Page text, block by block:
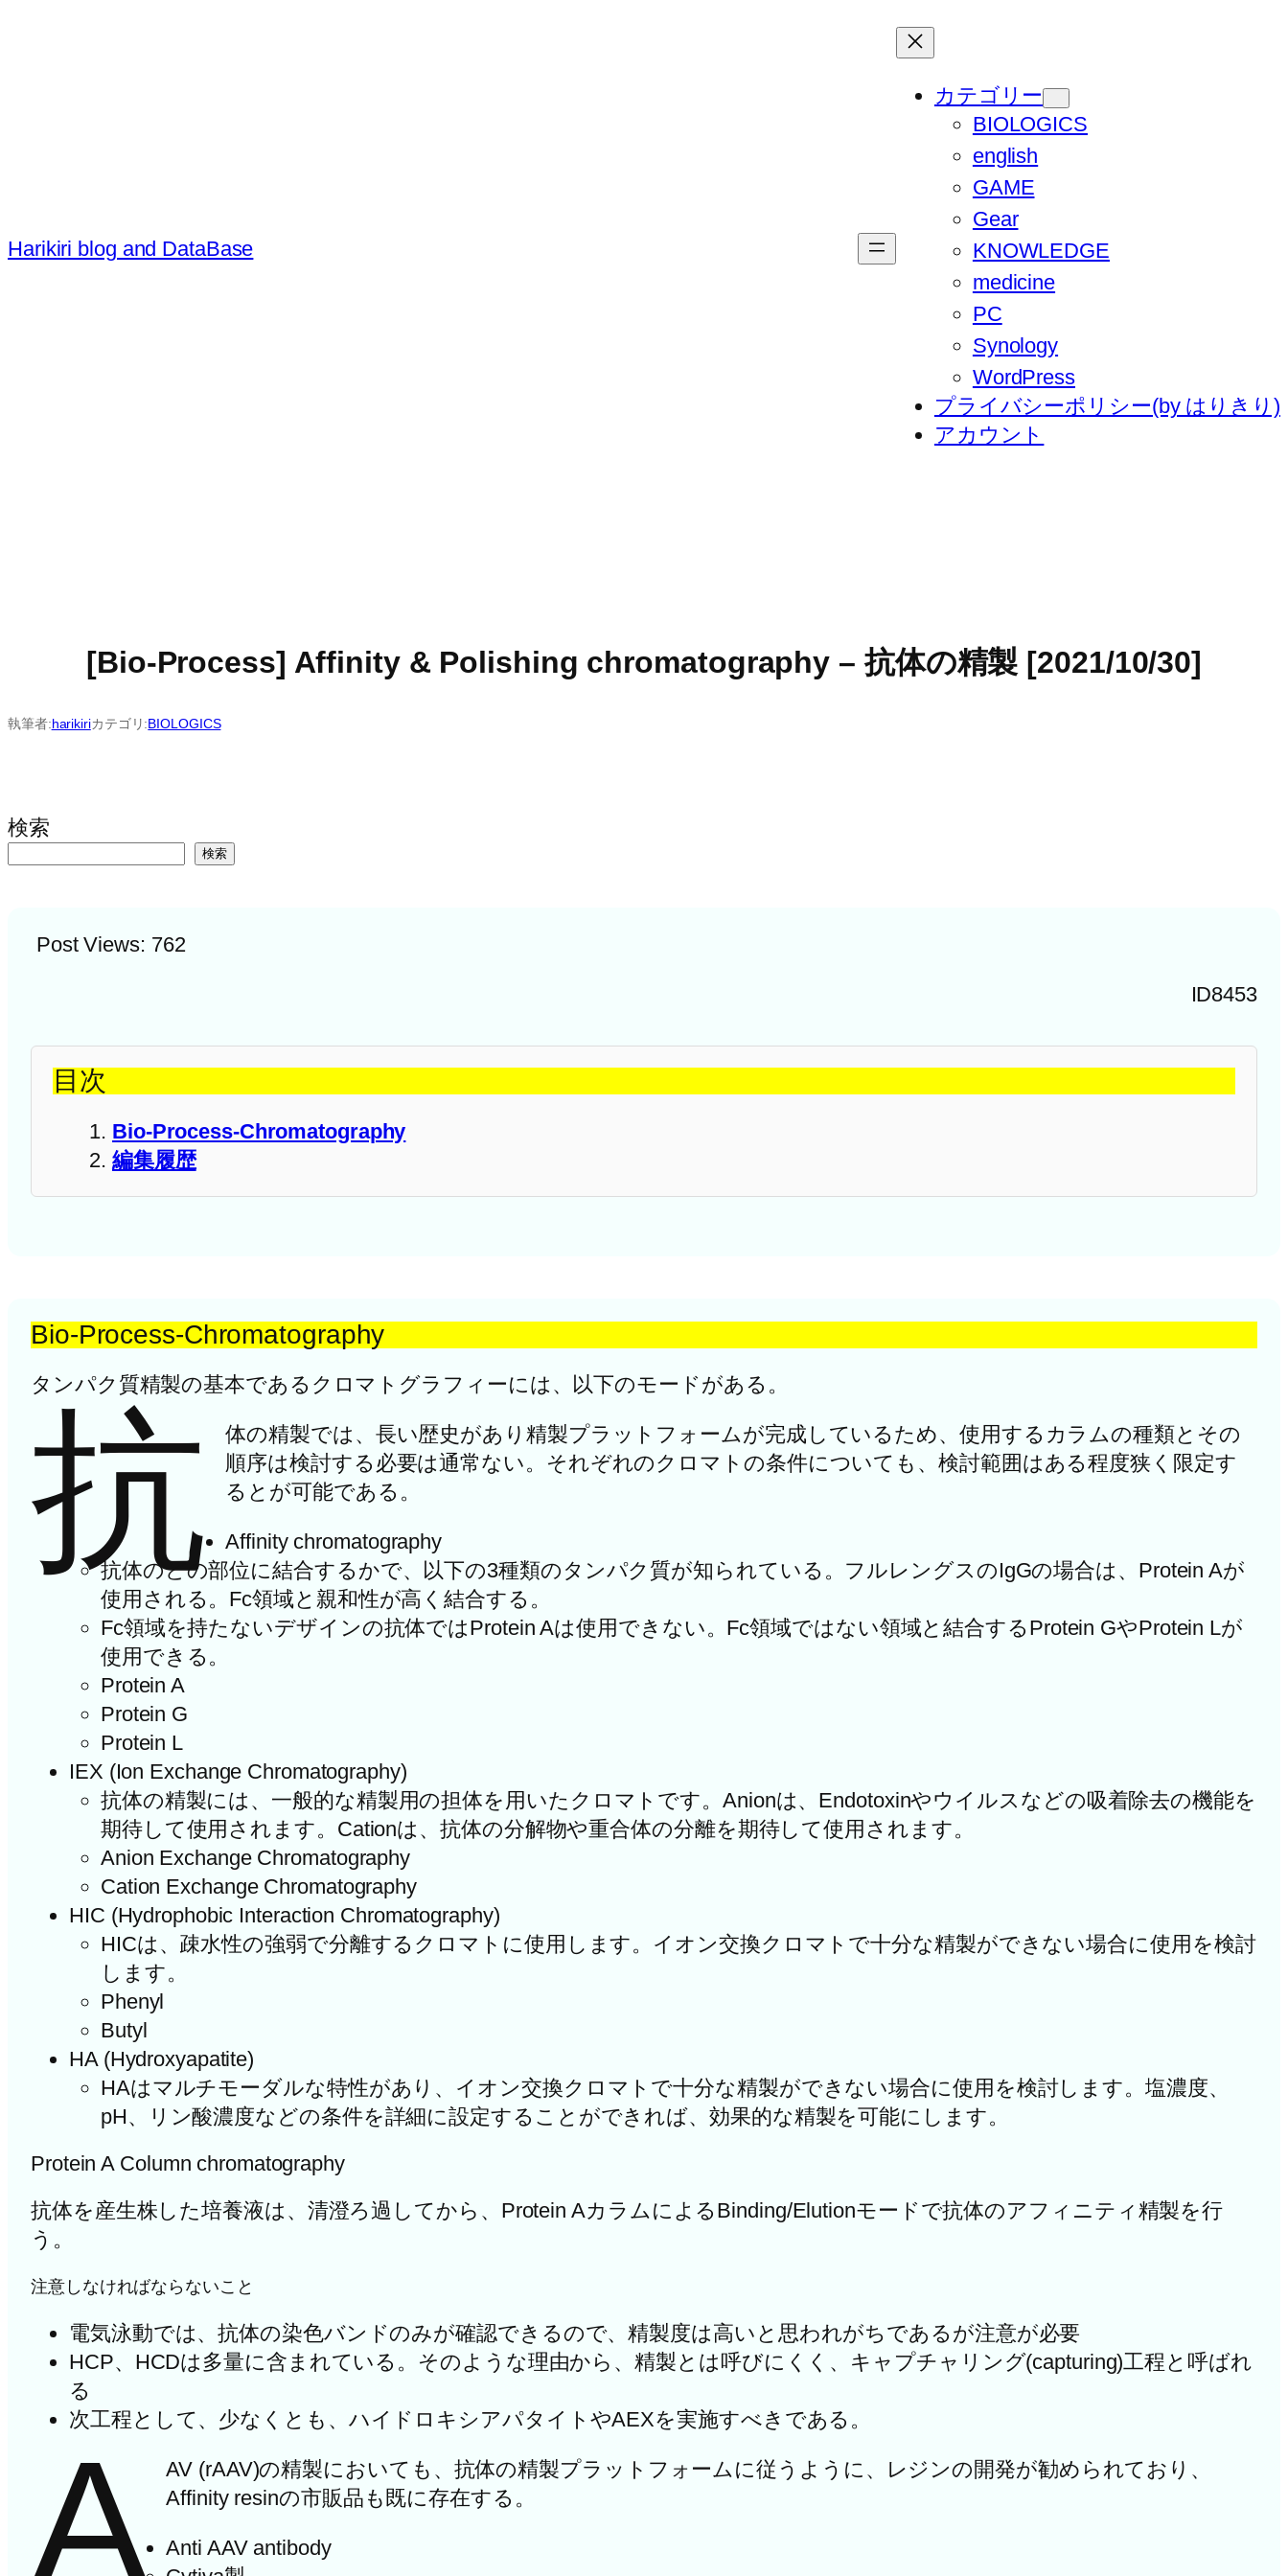
Harikiri blog and DataBase
カテゴリー
BIOLOGICS
english
GAME
Gear
KNOWLEDGE
medicine
PC
Synology
WordPress
プライバシーポリシー(by はりきり)
アカウント
[Bio-Process] Affinity & Polishing chromatography – 抗体の精製 [2021/10/30]
執筆者:harikiriカテゴリ:BIOLOGICS
検索
検索
Post Views: 762
ID8453
目次
Bio-Process-Chromatography
編集履歴
Bio-Process-Chromatography
タンパク質精製の基本であるクロマトグラフィーには、以下のモードがある。
抗
体の精製では、長い歴史があり精製プラットフォームが完成しているため、使用するカラムの種類とその
順序は検討する必要は通常ない。それぞれのクロマトの条件についても、検討範囲はある程度狭く限定す
るとが可能である。
Affinity chromatography
抗体のどの部位に結合するかで、以下の3種類のタンパク質が知られている。フルレングスのIgGの場合は、Protein Aが
使用される。Fc領域と親和性が高く結合する。
Fc領域を持たないデザインの抗体ではProtein Aは使用できない。Fc領域ではない領域と結合するProtein GやProtein Lが
使用できる。
Protein A
Protein G
Protein L
IEX (Ion Exchange Chromatography)
抗体の精製には、一般的な精製用の担体を用いたクロマトです。Anionは、Endotoxinやウイルスなどの吸着除去の機能を
期待して使用されます。Cationは、抗体の分解物や重合体の分離を期待して使用されます。
Anion Exchange Chromatography
Cation Exchange Chromatography
HIC (Hydrophobic Interaction Chromatography)
HICは、疎水性の強弱で分離するクロマトに使用します。イオン交換クロマトで十分な精製ができない場合に使用を検討
します。
Phenyl
Butyl
HA (Hydroxyapatite)
HAはマルチモーダルな特性があり、イオン交換クロマトで十分な精製ができない場合に使用を検討します。塩濃度、
pH、リン酸濃度などの条件を詳細に設定することができれば、効果的な精製を可能にします。
Protein A Column chromatography
抗体を産生株した培養液は、清澄ろ過してから、Protein AカラムによるBinding/Elutionモードで抗体のアフィニティ精製を行
う。
注意しなければならないこと
電気泳動では、抗体の染色バンドのみが確認できるので、精製度は高いと思われがちであるが注意が必要
HCP、HCDは多量に含まれている。そのような理由から、精製とは呼びにくく、キャプチャリング(capturing)工程と呼ばれ
る
次工程として、少なくとも、ハイドロキシアパタイトやAEXを実施すべきである。
A
AV (rAAV)の精製においても、抗体の精製プラットフォームに従うように、レジンの開発が勧められており、
Affinity resinの市販品も既に存在する。
Anti AAV antibody